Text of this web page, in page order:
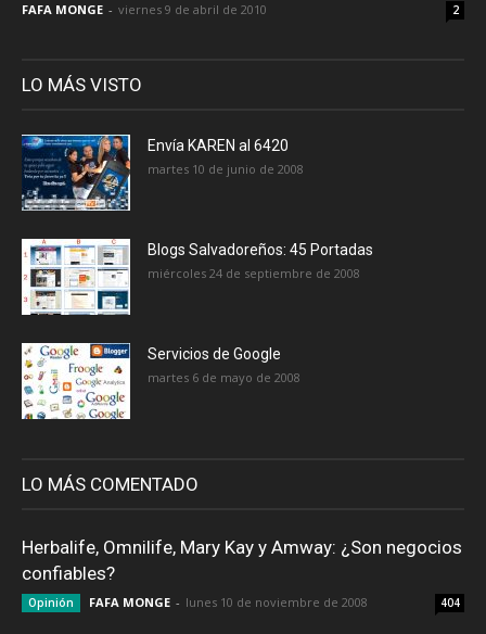
FAFA MONGE - viernes 9 de abril de 2010 2
LO MÁS VISTO
Envía KAREN al 6420
martes 10 de junio de 2008
Blogs Salvadoreños: 45 Portadas
miércoles 24 de septiembre de 2008
Servicios de Google
martes 6 de mayo de 2008
LO MÁS COMENTADO
Herbalife, Omnilife, Mary Kay y Amway: ¿Son negocios
confiables?
Opinión FAFA MONGE - lunes 10 de noviembre de 2008 404